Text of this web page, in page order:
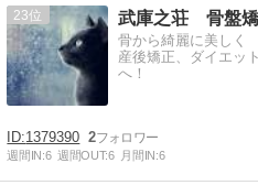
23 武庫之荘 骨盤
骨から綺麗に美しく
産後矯正、ダイエッ
へ！
1379390 2
週間IN:6 週間OUT:6 月間IN:6